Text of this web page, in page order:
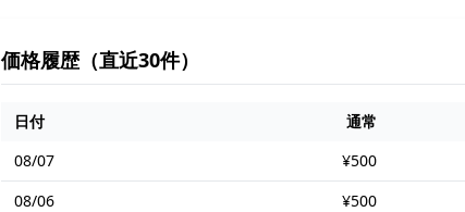
価格履歴（直近30件）
日付 通常
08/07
¥500
08/06
¥500